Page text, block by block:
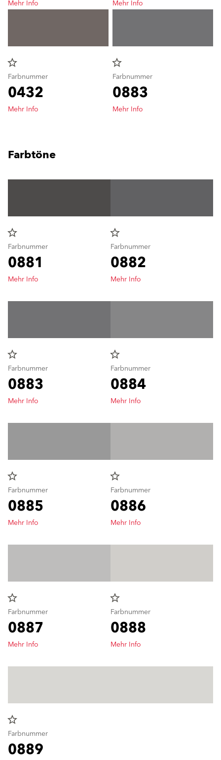
Mehr Info
star_border
Farbnummer
0432
Mehr Info
Mehr Info
star_border
Farbnummer
0883
Mehr Info
Farbtöne
star_border
Farbnummer
0881
Mehr Info
star_border
Farbnummer
0882
Mehr Info
star_border
Farbnummer
0883
Mehr Info
star_border
Farbnummer
0884
Mehr Info
star_border
Farbnummer
0885
Mehr Info
star_border
Farbnummer
0886
Mehr Info
star_border
Farbnummer
0887
Mehr Info
star_border
Farbnummer
0888
Mehr Info
star_border
Farbnummer
0889